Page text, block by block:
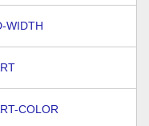
WIDTH
COLOR